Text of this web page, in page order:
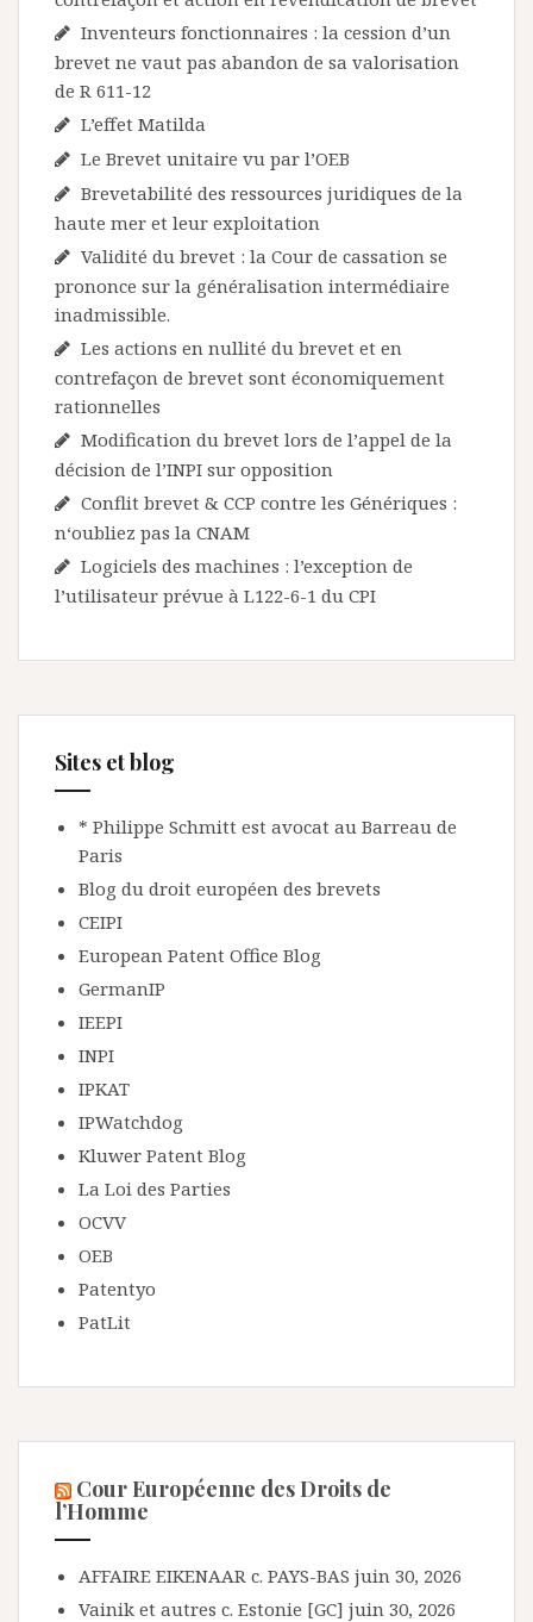
Inventeurs fonctionnaires : la cession d’un
brevet ne vaut pas abandon de sa valorisation
de R 611-12
L’effet Matilda
Le Brevet unitaire vu par l’OEB
Brevetabilité des ressources juridiques de la
haute mer et leur exploitation
Validité du brevet : la Cour de cassation se
prononce sur la généralisation intermédiaire
inadmissible.
Les actions en nullité du brevet et en
contrefaçon de brevet sont économiquement
rationnelles
Modification du brevet lors de l’appel de la
décision de l’INPI sur opposition
Conflit brevet & CCP contre les Génériques :
n‘oubliez pas la CNAM
Logiciels des machines : l’exception de
l’utilisateur prévue à L122-6-1 du CPI
Sites et blog
* Philippe Schmitt est avocat au Barreau de
Paris
Blog du droit européen des brevets
CEIPI
European Patent Office Blog
GermanIP
IEEPI
INPI
IPKAT
IPWatchdog
Kluwer Patent Blog
La Loi des Parties
OCVV
OEB
Patentyo
PatLit
Cour Européenne des Droits de
l’Homme
AFFAIRE EIKENAAR c. PAYS-BAS juin 30, 2026
Vainik et autres c. Estonie [GC] juin 30, 2026